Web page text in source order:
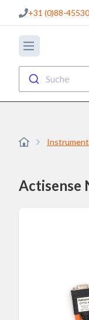
+31 (0)88-
Suche
Actisense